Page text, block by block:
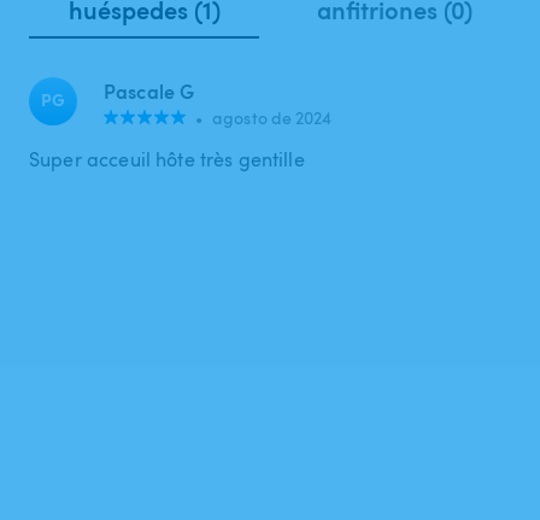
huéspedes (1)
anfitriones (0)
PG Pascale G
• agosto de 2024
Super acceuil hôte très gentille